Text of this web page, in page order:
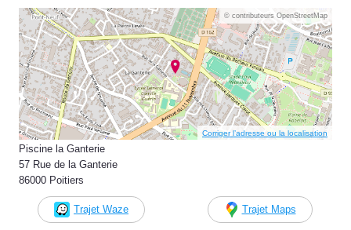
© contributeurs OpenStreetMap
Corriger l’adresse ou la localisation
Piscine la Ganterie
57 Rue de la Ganterie
86000 Poitiers
Trajet Waze Trajet Maps